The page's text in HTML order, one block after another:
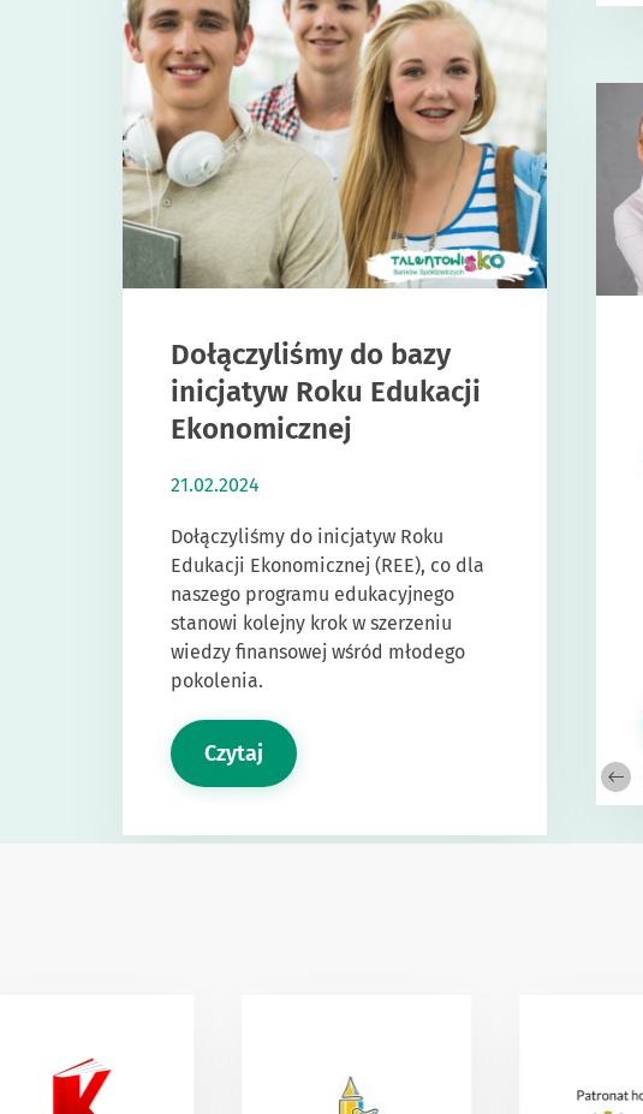
Dołączyliśmy do bazy
inicjatyw Roku Edukacji
Ekonomicznej
21.02.2024
Dołączyliśmy do inicjatyw Roku
Edukacji Ekonomicznej (REE), co dla
naszego programu edukacyjnego
stanowi kolejny krok w szerzeniu
wiedzy finansowej wśród młodego
pokolenia.
Czytaj